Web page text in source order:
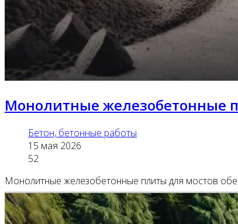
Монолитные железобетонные
Бетон, бетонные работы
15 мая 2026
52
Монолитные железобетонные плиты для мостов